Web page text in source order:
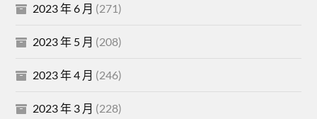
2023 年 6 月 (271)
2023 年 5 月 (208)
2023 年 4 月 (246)
2023 年 3 月 (228)